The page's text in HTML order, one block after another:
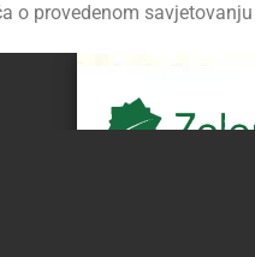
o provedenom